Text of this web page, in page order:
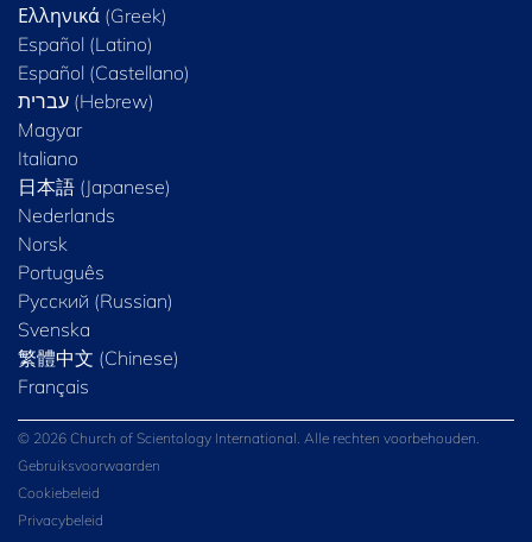
Ελληνικά (Greek)
Español (Latino)
Español (Castellano)
Magyar
Italiano
日本語 (Japanese)
Nederlands
Norsk
Português
Русский (Russian)
Svenska
繁體中文 (Chinese)
Français
© 2026 Church of Scientology International. Alle rechten voorbehouden.
Gebruiksvoorwaarden
Cookiebeleid
Privacybeleid